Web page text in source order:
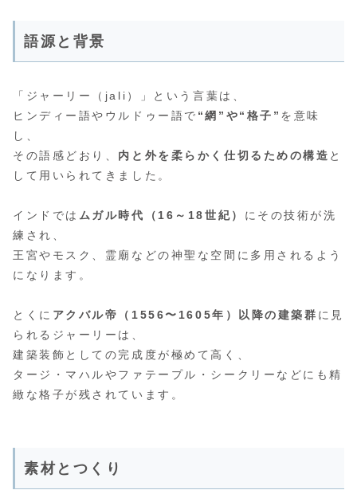
語源と背景
「ジャーリー（jali）」という言葉は、
ヒンディー語やウルドゥー語で “網”や“格子” を意味
し、
その語感どおり、 内と外を柔らかく仕切るための構造 と
して用いられてきました。
インドでは ムガル時代（16～18世紀） にその技術が洗
練され、
王宮やモスク、霊廟などの神聖な空間に多用されるよう
になります。
とくに アクバル帝（1556〜1605年）以降の建築群 に見
られるジャーリーは、
建築装飾としての完成度が極めて高く、
タージ・マハルやファテープル・シークリーなどにも精
緻な格子が残されています。
素材とつくり